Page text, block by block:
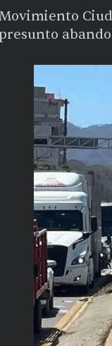
presunto